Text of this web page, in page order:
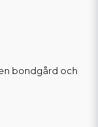
bondgård och